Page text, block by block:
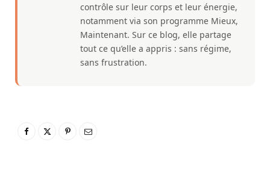
contrôle sur leur corps et leur énergie,
notamment via son programme Mieux,
Maintenant. Sur ce blog, elle partage
tout ce qu’elle a appris : sans régime,
sans frustration.